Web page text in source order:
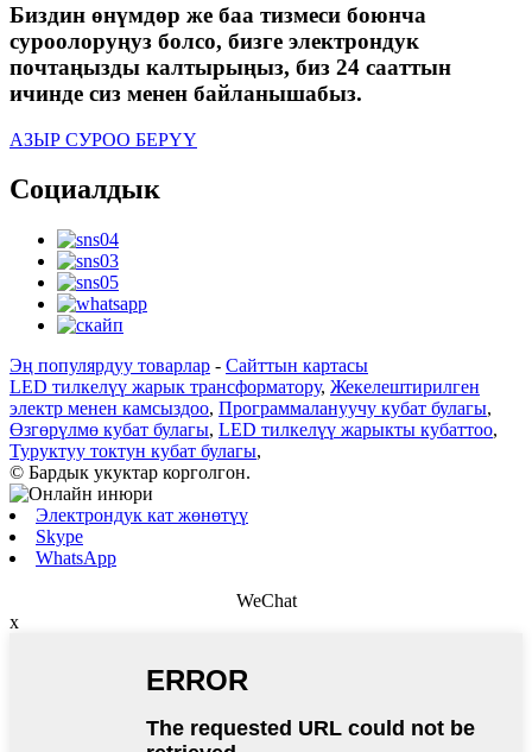
Биздин өнүмдөр же баа тизмеси боюнча
суроолоруңуз болсо, бизге электрондук
почтаңызды калтырыңыз, биз 24 сааттын
ичинде сиз менен байланышабыз.
АЗЫР СУРОО БЕРҮҮ
Социалдык
Эң популярдуу товарлар - Сайттын картасы
LED тилкелүү жарык трансформатору, Жекелештирилген
электр менен камсыздоо, Программалануучу кубат булагы,
Өзгөрүлмө кубат булагы, LED тилкелүү жарыкты кубаттоо,
Туруктуу токтун кубат булагы,
© Бардык укуктар корголгон.
Электрондук кат жөнөтүү
Skype
WhatsApp
WeChat
x